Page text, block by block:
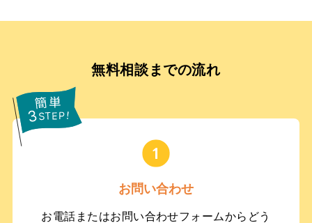
無料相談までの流れ
お問い合わせ
お電話またはお問い合わせフォームからどう